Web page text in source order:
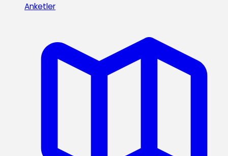
Anketler